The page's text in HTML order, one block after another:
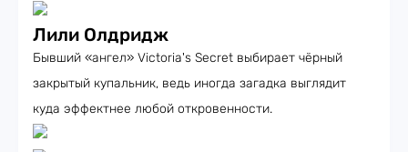
Лили Олдридж
Бывший «ангел» Victoria's Secret выбирает чёрный
закрытый купальник, ведь иногда загадка выглядит
куда эффектнее любой откровенности.